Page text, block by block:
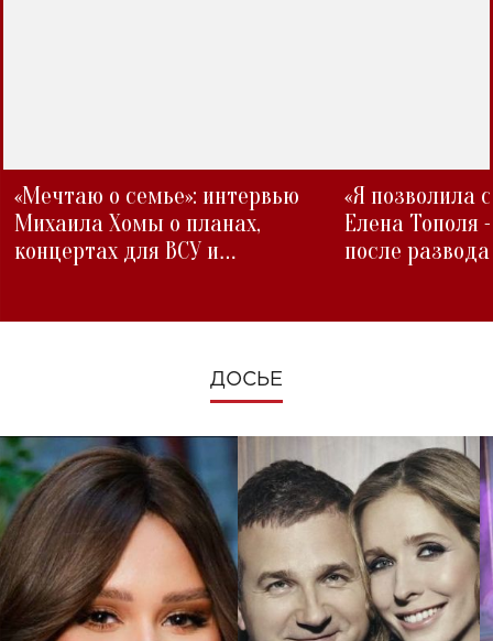
«Мечтаю о семье»: интервью
Михаила Хомы о планах,
концертах для ВСУ и
«Я позволила
Елена Тополя
после развода
ДОСЬЕ